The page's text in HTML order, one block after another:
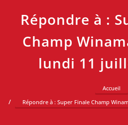
Répondre à :
Champ
lundi 11
Accueil
Répondre à : Super Finale Champ